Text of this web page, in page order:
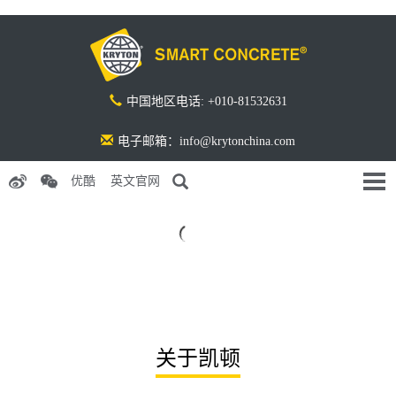
中国地区电话: +010-81532631
电子邮箱：info@krytonchina.com
优酷 英文官网
关于凯顿